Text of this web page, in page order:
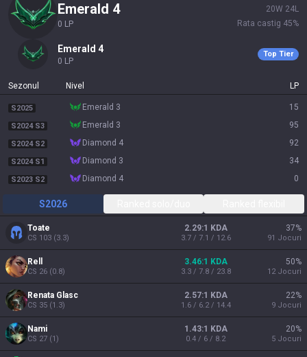
emerald 4
0 LP
20W 24L
Rata castig 45%
emerald 4
0 LP
Top Tier
Sezonul Nivel LP
S2025 emerald 3 15
S2024 S3 emerald 3 95
S2024 S2 diamond 4 92
S2024 S1 diamond 3 34
S2023 S2 diamond 4 0
S2026
Toate
CS 103 (3.3)
2.29:1 KDA
3.7 / 7.1 / 12.6
37%
91 Jocuri
Rell
CS 26 (0.8)
3.46:1 KDA
3.3 / 7.8 / 23.8
50%
12 Jocuri
Renata Glasc
CS 35 (1.3)
2.57:1 KDA
1.6 / 6.2 / 14.4
22%
9 Jocuri
Nami
CS 27 (1)
1.43:1 KDA
0.4 / 6 / 8.2
20%
5 Jocuri